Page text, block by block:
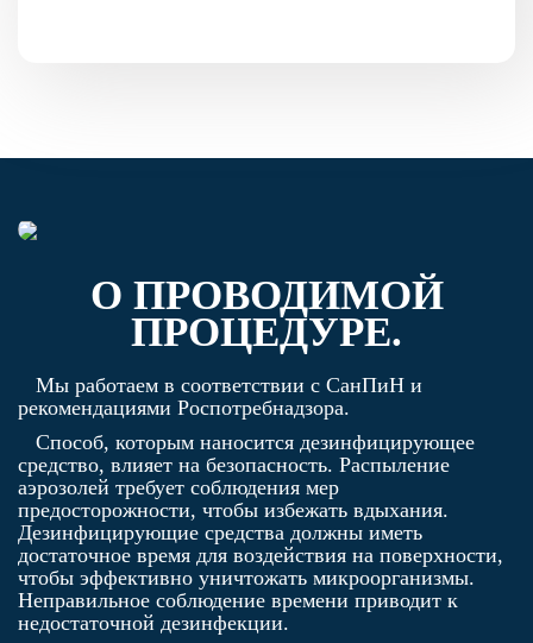
О ПРОВОДИМОЙ
ПРОЦЕДУРЕ.
Мы работаем в соответствии с СанПиН и
рекомендациями Роспотребнадзора.
Способ, которым наносится дезинфицирующее
средство, влияет на безопасность. Распыление
аэрозолей требует соблюдения мер
предосторожности, чтобы избежать вдыхания.
Дезинфицирующие средства должны иметь
достаточное время для воздействия на поверхности,
чтобы эффективно уничтожать микроорганизмы.
Неправильное соблюдение времени приводит к
недостаточной дезинфекции.